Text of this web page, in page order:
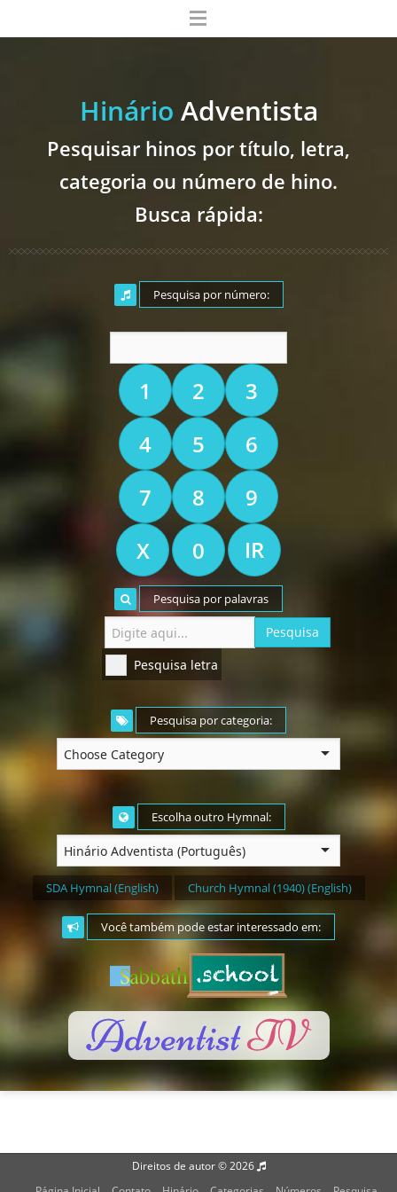
Hinário Adventista
Pesquisar hinos por título, letra,
categoria ou número de hino.
Busca rápida:
Pesquisa por número:
1 2
3
4
5
6
7
8
9
X
0
Pesquisa por palavras
Pesquisa letra
Pesquisa por categoria:
Escolha outro Hymnal:
SDA Hymnal (English) Church Hymnal (1940) (English)
Você também pode estar interessado em:
Direitos de autor © 2026